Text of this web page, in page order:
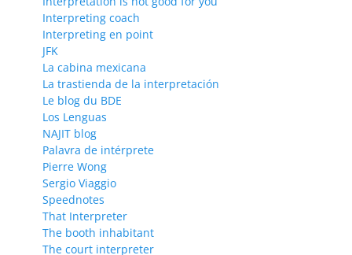
Interpreting coach
Interpreting en point
JFK
La cabina mexicana
La trastienda de la interpretación
Le blog du BDE
Los Lenguas
NAJIT blog
Palavra de intérprete
Pierre Wong
Sergio Viaggio
Speednotes
That Interpreter
The booth inhabitant
The court interpreter